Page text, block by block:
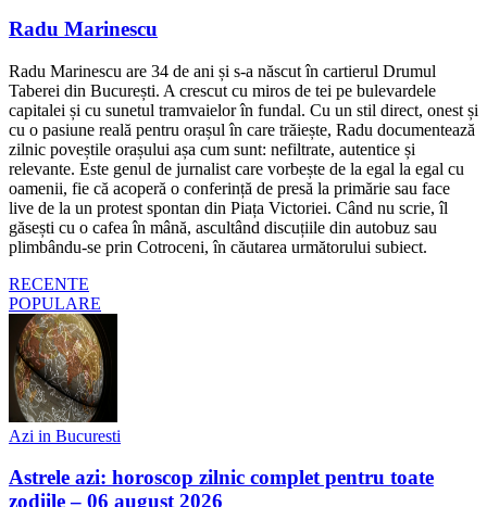
Radu Marinescu
Radu Marinescu are 34 de ani și s-a născut în cartierul Drumul
Taberei din București. A crescut cu miros de tei pe bulevardele
capitalei și cu sunetul tramvaielor în fundal. Cu un stil direct, onest și
cu o pasiune reală pentru orașul în care trăiește, Radu documentează
zilnic poveștile orașului așa cum sunt: nefiltrate, autentice și
relevante. Este genul de jurnalist care vorbește de la egal la egal cu
oamenii, fie că acoperă o conferință de presă la primărie sau face
live de la un protest spontan din Piața Victoriei. Când nu scrie, îl
găsești cu o cafea în mână, ascultând discuțiile din autobuz sau
plimbându-se prin Cotroceni, în căutarea următorului subiect.
RECENTE
POPULARE
Azi in Bucuresti
Astrele azi: horoscop zilnic complet pentru toate
zodiile – 06 august 2026